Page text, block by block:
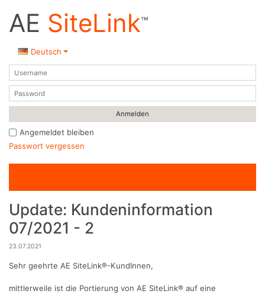
AE SiteLink™
Deutsch
Benutzername
Passwort
Angemeldet bleiben
Passwort vergessen
Update: Kundeninformation
07/2021 - 2
23.07.2021
Sehr geehrte AE SiteLink®-KundInnen,
mittlerweile ist die Portierung von AE SiteLink® auf eine